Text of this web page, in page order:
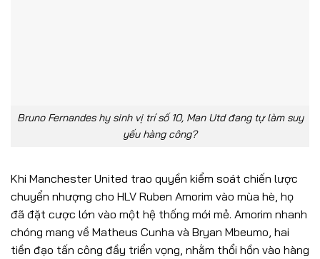
Bruno Fernandes hy sinh vị trí số 10, Man Utd đang tự làm suy
yếu hàng công?
Khi Manchester United trao quyền kiểm soát chiến lược
chuyển nhượng cho HLV Ruben Amorim vào mùa hè, họ
đã đặt cược lớn vào một hệ thống mới mẻ. Amorim nhanh
chóng mang về Matheus Cunha và Bryan Mbeumo, hai
tiền đạo tấn công đầy triển vọng, nhằm thổi hồn vào hàng